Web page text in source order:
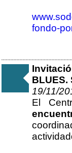
fondo-
BLUES.
19/11/
El